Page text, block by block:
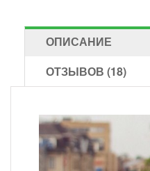
ОПИСАНИЕ
ОТЗЫВОВ (18)